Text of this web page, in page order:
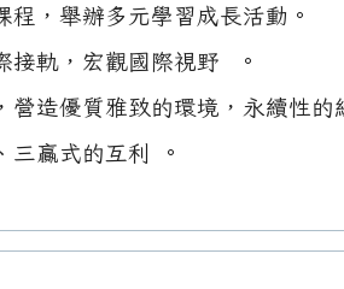
程，舉辦多元學習成長活動。
接軌，宏觀國際視野 。
營造優質雅致的環境，永續性的
三贏式的互利 。